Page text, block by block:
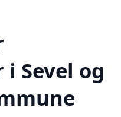
Sevel og